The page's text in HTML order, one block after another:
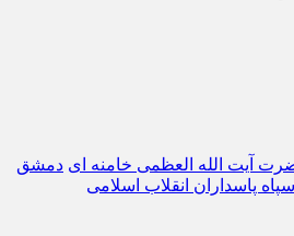
آیت الله العظمی خامنه ای دمشق
سپاه پاسداران انقلاب اسلامی